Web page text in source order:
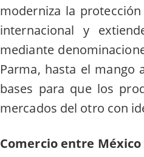
moderniza la
internacional y
mediante
Parma, hasta el
bases para que los
mercados del otro con
Comercio entre México